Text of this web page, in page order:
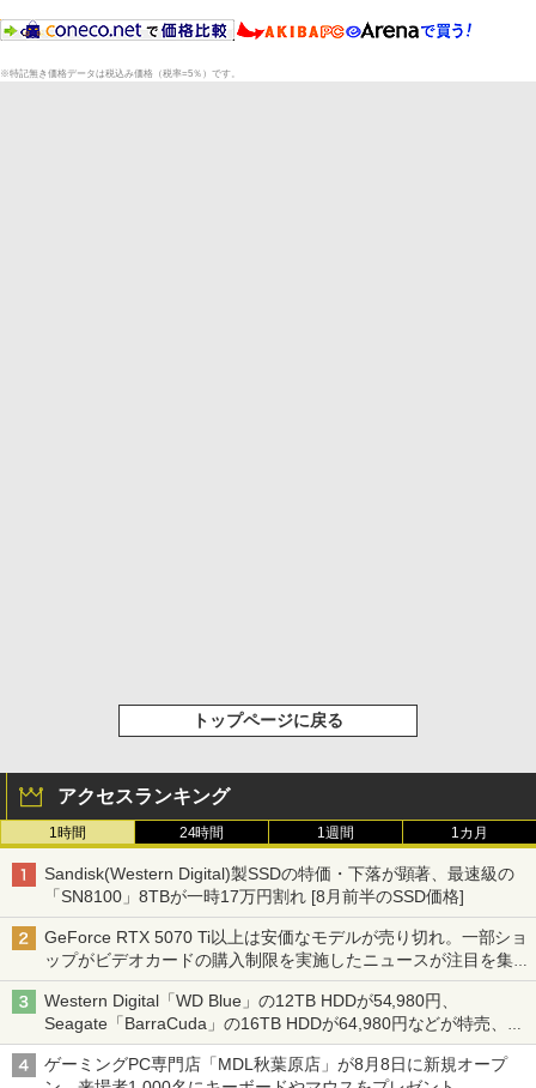
※特記無き価格データは税込み価格（税率=5％）です。
トップページに戻る
アクセスランキング
1時間 24時間 1週間 1カ月
Sandisk(Western Digital)製SSDの特価・下落が顕著、最速級の
「SN8100」8TBが一時17万円割れ [8月前半のSSD価格]
GeForce RTX 5070 Ti以上は安価なモデルが売り切れ。一部ショ
ップがビデオカードの購入制限を実施したニュースが注目を集め
る AKIBA PC Hotline! 先週のアクセスランキング 26年7月27日～
26年8月3日
Western Digital「WD Blue」の12TB HDDが54,980円、
Seagate「BarraCuda」の16TB HDDが64,980円などが特売、
NAS・ビジネス向けは上昇傾向 [8月前半のHDD価格]
ゲーミングPC専門店「MDL秋葉原店」が8月8日に新規オープ